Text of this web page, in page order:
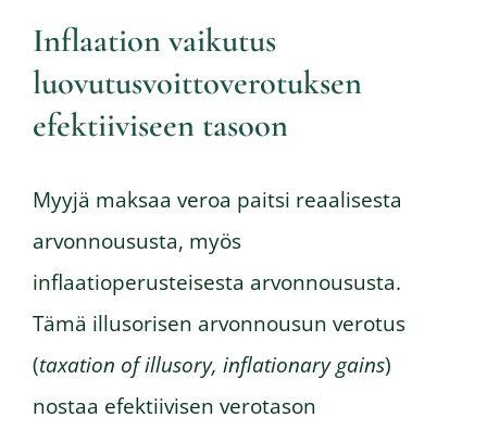
Inflaation vaikutus
luovutusvoittoverotuksen
efektiiviseen tasoon
Myyjä maksaa veroa paitsi reaalisesta
arvonnoususta, myös
inflaatioperusteisesta arvonnoususta.
Tämä illusorisen arvonnousun verotus
(taxation of illusory, inflationary gains)
nostaa efektiivisen verotason